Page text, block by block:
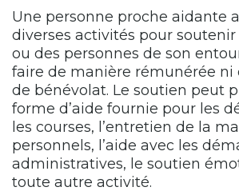
Une personne proche aidante
diverses activités pour soutenir
ou des personnes de son
faire de manière rémunérée ni
de bénévolat. Le soutien peut
forme d’aide fournie pour les
les courses, l’entretien de la
personnels, l’aide avec les
administratives, le soutien
toute autre activité.